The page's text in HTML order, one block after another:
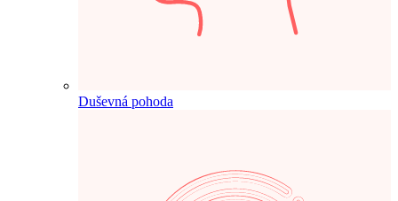
Duševná pohoda